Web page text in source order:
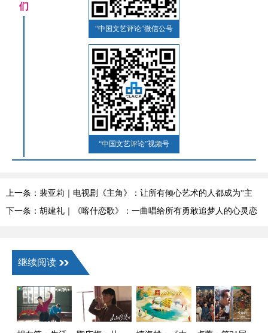
们
“中国文艺评论”微信公号
“中国文艺评论”视频号
上一条：裴亚莉｜电视剧《主角》：让所有倾心艺术的人都成为“主
角”
下一条：胡建礼｜《喀什恋歌》：一曲唱给所有勇敢追梦人的心灵恋
继续阅读